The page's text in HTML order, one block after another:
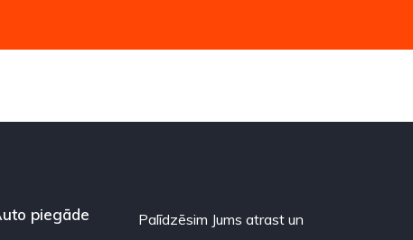
piegāde
Palīdzēsim Jums atrast un